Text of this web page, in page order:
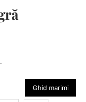
Ghid marimi